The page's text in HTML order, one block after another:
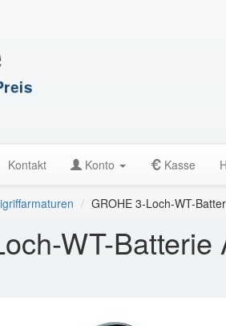
Kontakt Konto Kasse
GROHE 3-Loch-WT-
WT-